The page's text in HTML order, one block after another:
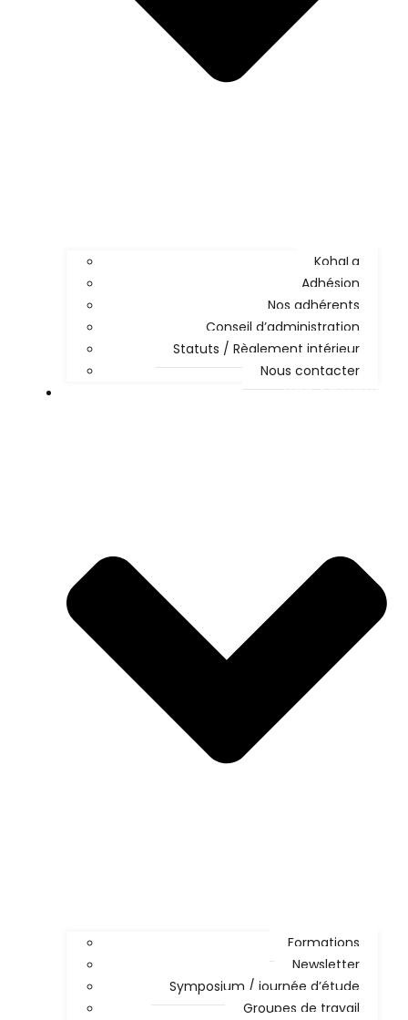
KohaLa
Adhésion
Nos adhérents
Conseil d’administration
Statuts / Règlement intérieur
Nous contacter
NOS ACTIONS
Formations
Newsletter
Symposium / journée d’étude
Groupes de travail